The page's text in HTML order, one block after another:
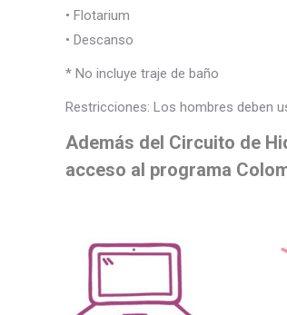
• Flotarium
• Descanso
* No incluye traje de baño
Restricciones: Los hombres deben
Además del Circuito de
acceso al programa